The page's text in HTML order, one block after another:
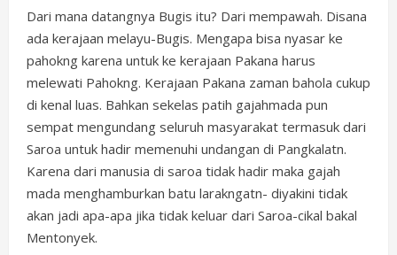
Dari mana datangnya Bugis itu? Dari mempawah. Disana
ada kerajaan melayu-Bugis. Mengapa bisa nyasar ke
pahokng karena untuk ke kerajaan Pakana harus
melewati Pahokng. Kerajaan Pakana zaman bahola cukup
di kenal luas. Bahkan sekelas patih gajahmada pun
sempat mengundang seluruh masyarakat termasuk dari
Saroa untuk hadir memenuhi undangan di Pangkalatn.
Karena dari manusia di saroa tidak hadir maka gajah
mada menghamburkan batu larakngatn- diyakini tidak
akan jadi apa-apa jika tidak keluar dari Saroa-cikal bakal
Mentonyek.